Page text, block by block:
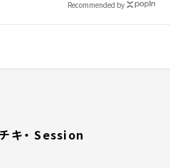
Recommended by
キ・ Session